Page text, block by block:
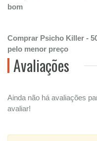
bom
Comprar Psicho Killer -
pelo menor preço
Avaliações
Ainda não há avaliações
avaliar!